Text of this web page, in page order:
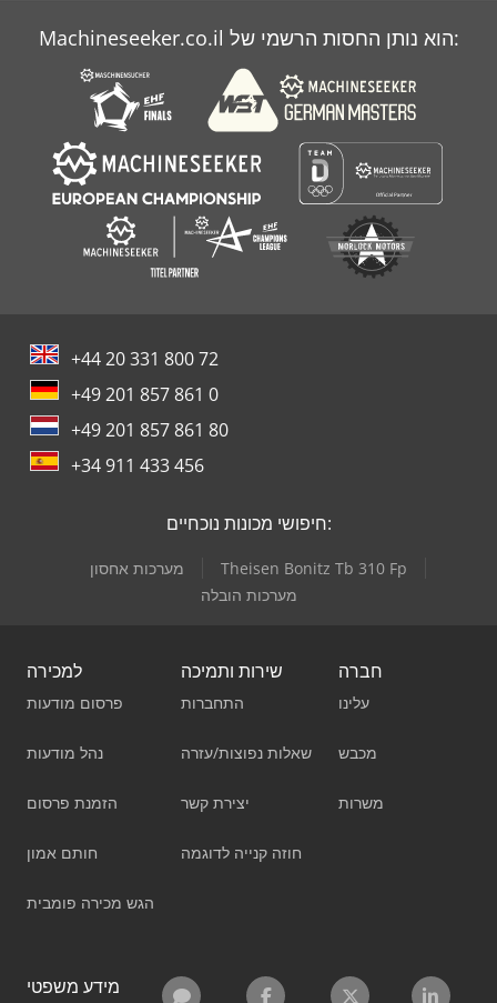
Vermeer Sc 372
Vermeer V 8550
Machineseeker.co.il הוא נותן החסות הרשמי של:
+44 20 331 800 72
+49 201 857 861 0
+49 201 857 861 80
+34 911 433 456
חיפושי מכונות נוכחיים:
מערכות אחסון
Theisen Bonitz Tb 310 Fp
מערכות הובלה
למכירה
פרסום מודעות
נהל מודעות
הזמנת פרסום
חותם אמון
הגש מכירה פומבית
שירות ותמיכה
התחברות
שאלות נפוצות/עזרה
יצירת קשר
חוזה קנייה לדוגמה
חברה
עלינו
מכבש
משרות
מידע משפטי